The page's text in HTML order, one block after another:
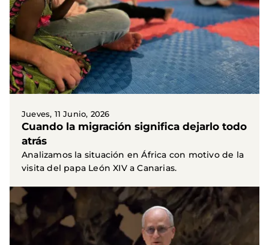
Jueves, 11 Junio, 2026
Cuando la migración significa dejarlo todo
atrás
Analizamos la situación en África con motivo de la
visita del papa León XIV a Canarias.